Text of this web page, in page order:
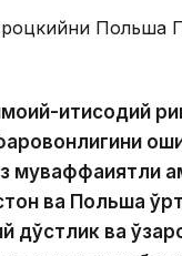
Польша
иқтисодий
муваффақиятли
ва Польша
дўстлик ва